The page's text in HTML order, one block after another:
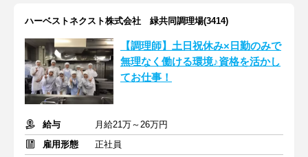
ハーベストネクスト株式会社 緑共同調理場(3414)
【調理師】土日祝休み×日勤のみで
無理なく働ける環境♪資格を活かし
てお仕事！
給与
月給21万～26万円
雇用形態
正社員